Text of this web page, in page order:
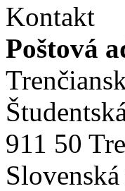
Kontakt
Poštová
911 50